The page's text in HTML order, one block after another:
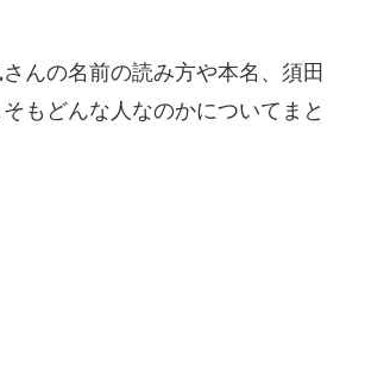
んの名前の読み方や本名、須田
もどんな人なのかについてまと